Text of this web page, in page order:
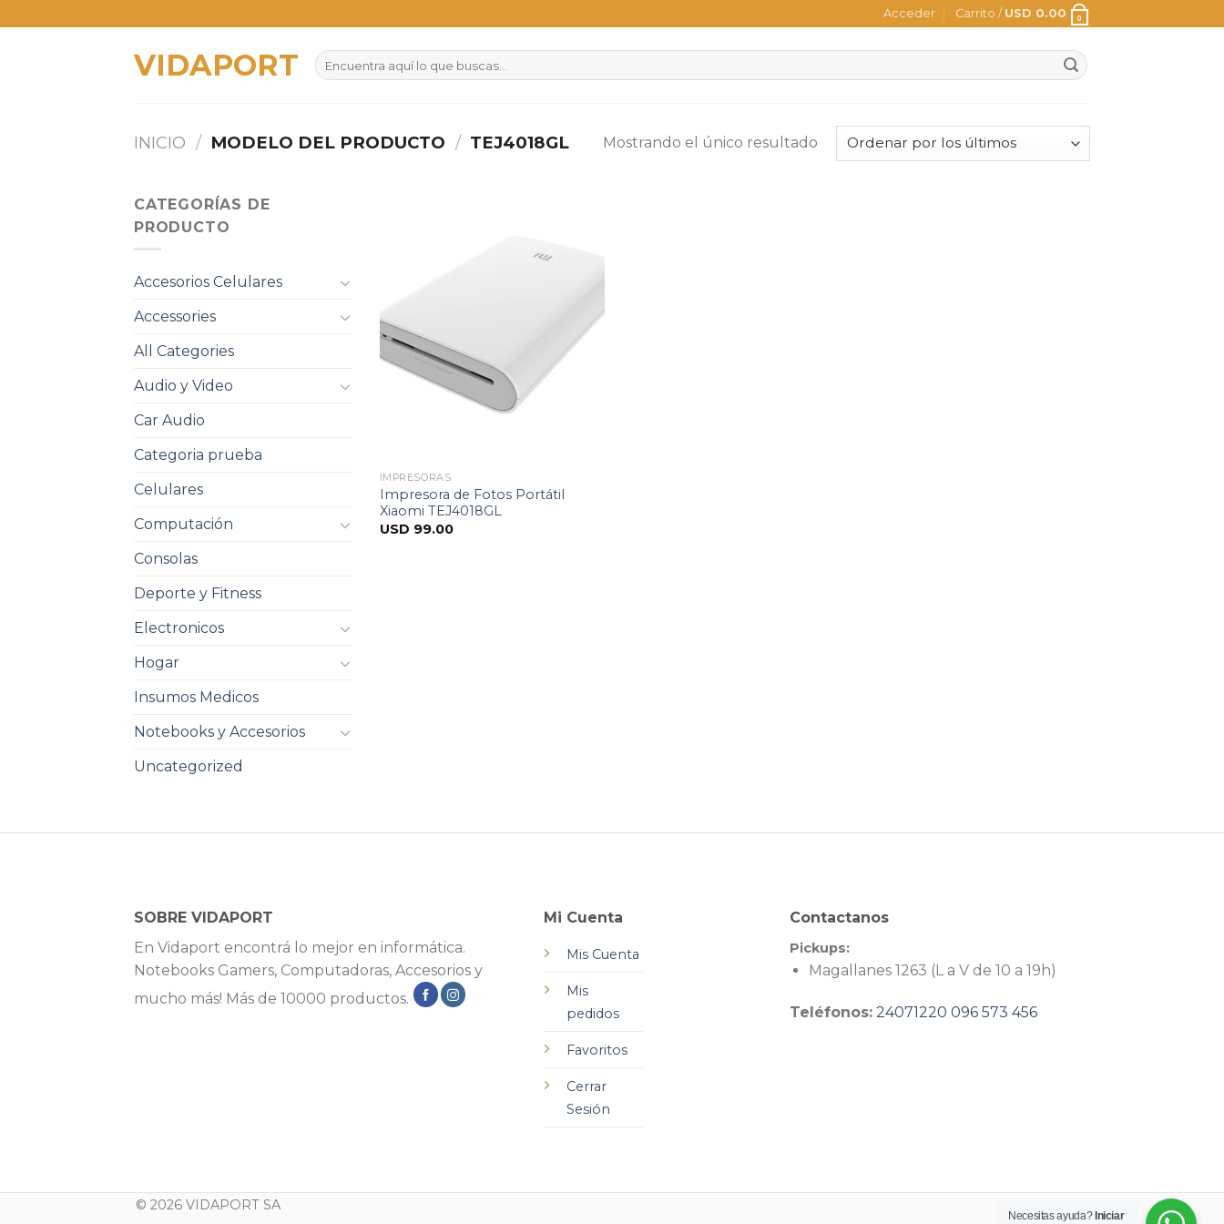
to
Acceder Carrito / USD 0.00 0
VIDAPORT
Buscar
por:
INICIO / MODELO DEL PRODUCTO / TEJ4018GL Mostrando el único resultado
CATEGORÍAS DE
PRODUCTO
Accesorios Celulares
Accessories
All Categories
Audio y Video
Car Audio
Categoria prueba
Celulares
Computación
Consolas
Deporte y Fitness
Electronicos
Hogar
Insumos Medicos
Notebooks y Accesorios
Uncategorized
IMPRESORAS
Impresora de Fotos Portátil
Xiaomi TEJ4018GL
USD 99.00
SOBRE VIDAPORT
En Vidaport encontrá lo mejor en informática.
Notebooks Gamers, Computadoras, Accesorios y
mucho más! Más de 10000 productos.
Mi Cuenta
Mis Cuenta
Mis
pedidos
Favoritos
Cerrar
Sesión
Contactanos
Pickups:
Magallanes 1263 (L a V de 10 a 19h)
Teléfonos: 24071220 096 573 456
© 2026 VIDAPORT SA
Necesitas ayuda? Iniciar